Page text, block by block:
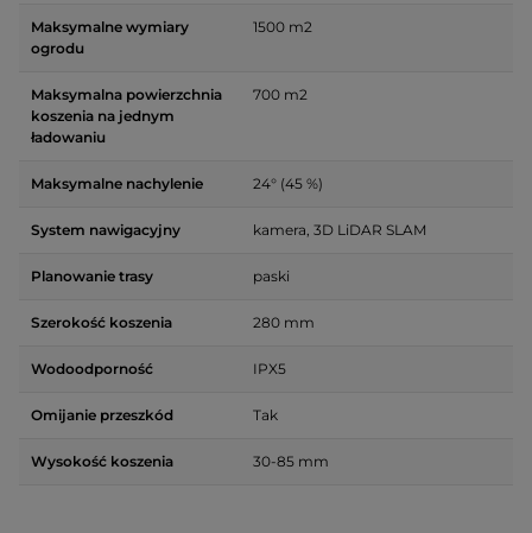
Maksymalne wymiary
ogrodu
1500 m2
Maksymalna powierzchnia
koszenia na jednym
ładowaniu
700 m2
Maksymalne nachylenie 24° (45 %)
System nawigacyjny kamera, 3D LiDAR SLAM
Planowanie trasy paski
Szerokość koszenia 280 mm
Wodoodporność IPX5
Omijanie przeszkód Tak
Wysokość koszenia 30-85 mm